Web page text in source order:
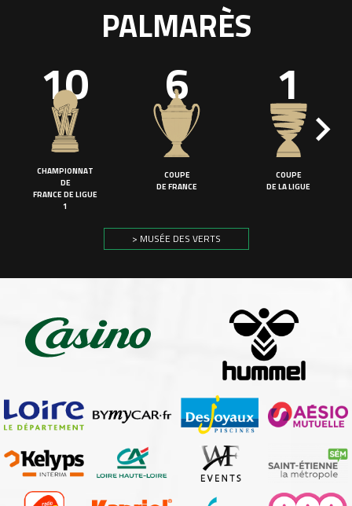
PALMARÈS
10
CHAMPIONNAT
DE
FRANCE DE LIGUE
1
6
COUPE
DE FRANCE
1
COUPE
DE LA LIGUE
> MUSÉE DES VERTS